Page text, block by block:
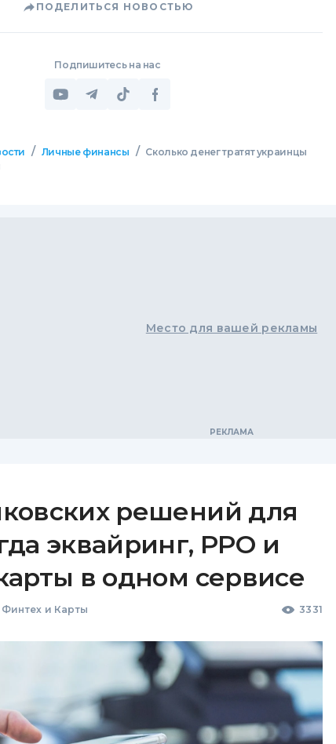
ПОДЕЛИТЬСЯ НОВОСТЬЮ
Подпишитесь на нас
/ Личные финансы / Сколько денег тратят украинцы
Место для вашей рекламы
решений для
эквайринг, РРО и
в одном сервисе
Финтех и Карты 3331